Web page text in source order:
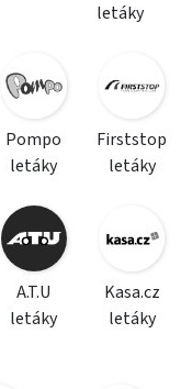
letáky
Pompo
letáky
Firststop
letáky
A.T.U
letáky
Kasa.cz
letáky